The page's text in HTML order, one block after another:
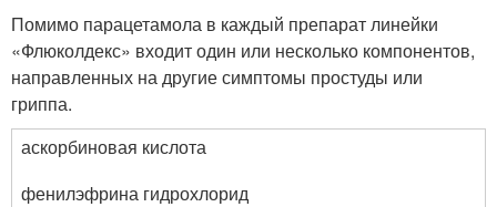
Помимо парацетамола в каждый препарат линейки
«Флюколдекс» входит один или несколько компонентов,
направленных на другие симптомы простуды или
гриппа.
аскорбиновая кислота
фенилэфрина гидрохлорид